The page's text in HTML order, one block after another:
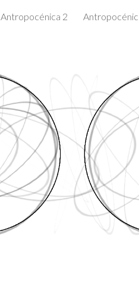
Skip to navigation
Antropocénica 2